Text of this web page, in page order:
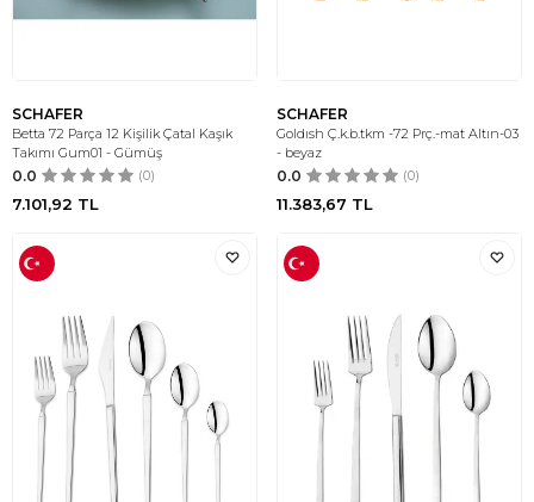
SCHAFER
Betta 72 Parça 12 Kişilik Çatal Kaşık
Takımı Gum01 - Gümüş
0.0 (0)
7.101,92 TL
SCHAFER
Goldısh Ç.k.b.tkm -72 Prç.-mat Altın-03
- beyaz
0.0 (0)
11.383,67 TL